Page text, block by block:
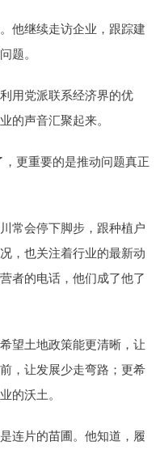
他继续走访企业，跟踪建
题。
用党派联系经济界的优
的声音汇聚起来。
更重要的是推动问题真正
常会停下脚步，跟种植户
，也关注着行业的最新动
者的电话，他们成了他了
望土地政策能更清晰，让
，让发展少走弯路；更希
的沃土。
连片的苗圃。他知道，履